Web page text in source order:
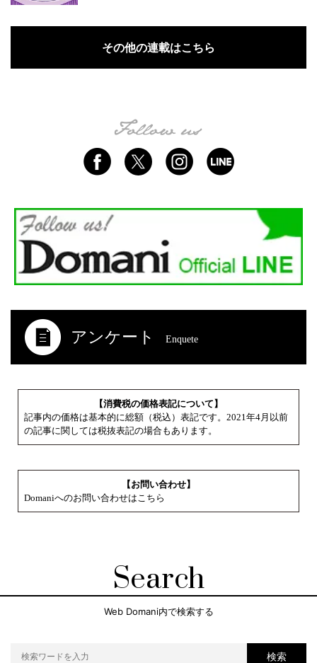
その他の連載はこちら
アンケート Enquete
【消費税の価格表記について】
記事内の価格は基本的に総額（税込）表記です。2021年4月以前
の記事に関しては税抜表記の場合もあります。
【お問い合わせ】
Domaniへのお問い合わせはこちら
Search
Web Domani内で検索する
検索